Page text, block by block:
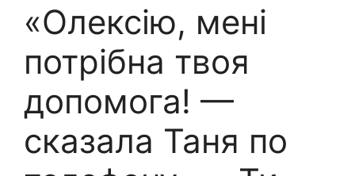
«Олексію, мені
потрібна твоя
допомога! —
сказала Таня по